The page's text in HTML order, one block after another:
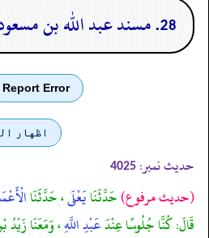
28. مسند عبد الله بن مسعود رضي الله تعالى عنه
Report Error
اظهار
حدیث نمبر: 4025
(حديث مرفوع)حَدَّثَنَايَعْلَى، حَدَّثَنَا
قَالَ: كُنَّا جُلُوسًا عِنْدَعَبْدِ اللَّهِ، وَمَعَنَا